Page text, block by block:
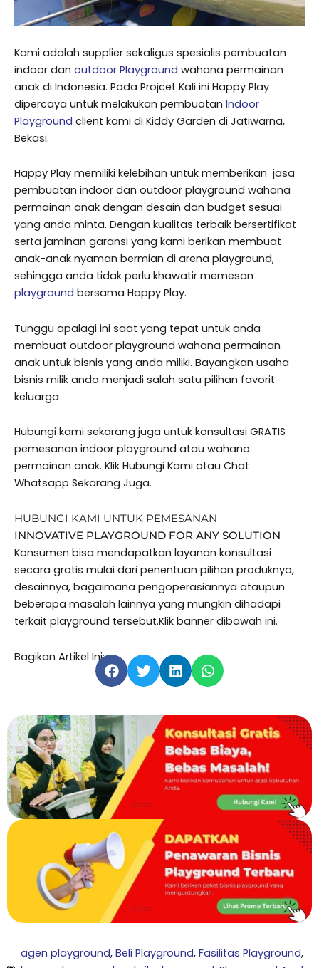
Kami adalah supplier sekaligus spesialis pembuatan
indoor dan outdoor Playground wahana permainan
anak di Indonesia. Pada Projcet Kali ini Happy Play
dipercaya untuk melakukan pembuatan Indoor
Playground client kami di Kiddy Garden di Jatiwarna,
Bekasi.
Happy Play memiliki kelebihan untuk memberikan jasa
pembuatan indoor dan outdoor playground wahana
permainan anak dengan desain dan budget sesuai
yang anda minta. Dengan kualitas terbaik bersertifikat
serta jaminan garansi yang kami berikan membuat
anak-anak nyaman bermian di arena playground,
sehingga anda tidak perlu khawatir memesan
playground bersama Happy Play.
Tunggu apalagi ini saat yang tepat untuk anda
membuat outdoor playground wahana permainan
anak untuk bisnis yang anda miliki. Bayangkan usaha
bisnis milik anda menjadi salah satu pilihan favorit
keluarga
Hubungi kami sekarang juga untuk konsultasi GRATIS
pemesanan indoor playground atau wahana
permainan anak. Klik Hubungi Kami atau Chat
Whatsapp Sekarang Juga.
HUBUNGI KAMI UNTUK PEMESANAN
INNOVATIVE PLAYGROUND FOR ANY SOLUTION
Konsumen bisa mendapatkan layanan konsultasi
secara gratis mulai dari penentuan pilihan produknya,
desainnya, bagaimana pengoperasiannya ataupun
beberapa masalah lainnya yang mungkin dihadapi
terkait playground tersebut.Klik banner dibawah ini.
Bagikan Artikel Ini:
agen playground, Beli Playground, Fasilitas Playground,